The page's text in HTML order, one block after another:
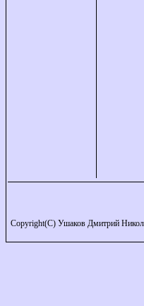
Copyright(C) Ушаков Дмитрий